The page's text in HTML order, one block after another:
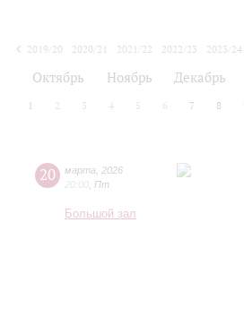
2019/20
2020/21 2021/22 2022/23
2023/24
Октябрь Ноябрь Декабрь
1 2 3 4 5 6 7 8
20 марта
2026
20:00 Пт
Большой зал